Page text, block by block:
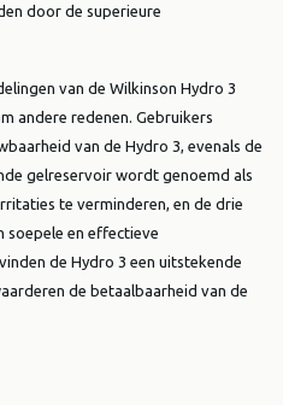
door de superieure
van de Wilkinson Hydro 3
andere redenen. Gebruikers
van de Hydro 3, evenals de
gelreservoir wordt genoemd als
te verminderen, en de drie
soepele en effectieve
de Hydro 3 een uitstekende
de betaalbaarheid van de